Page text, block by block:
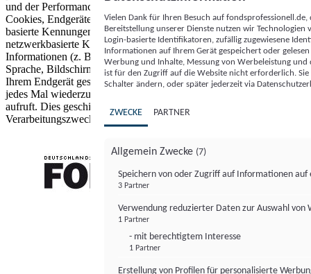
und der Performance von Inhalten sowie Zielgruppenforschung.
Cookies, Endgeräte- oder ähnliche Online-Kennungen (z. B. login-
basierte Kennungen, zufällig generierte Kennungen,
netzwerkbasierte Kennungen) können zusammen mit anderen
Informationen (z. B. Browsertyp und Browserinformationen,
Sprache, Bildschirmgröße, unterstützte Technologien usw.) auf
Ihrem Endgerät gespeichert oder von dort ausgelesen werden, um es
jedes Mal wiederzuerkennen, wenn es eine App oder einer Webseite
aufruft. Dies geschieht für einen oder mehrere der hier aufgeführten
Verarbeitungszwecke.
Vielen Dank für Ihren Besuch auf
Bereitstellung unserer Dienste nutzen wir Technologien
Login-basierte Identifikatoren, zufällig zugewiesene
Informationen auf Ihrem Gerät gespeichert oder
Werbung und Inhalte, Messung von Werbeleistung
ist für den Zugriff auf die Website nicht erforderlich.
Schalter ändern, oder später jederzeit via
ZWECKE PARTNER
Allgemein Zwecke (7)
Speichern von oder Zugriff auf Informationen auf
3 Partner
Verwendung reduzierter Daten zur Auswahl von
1 Partner
- mit berechtigtem Interesse
1 Partner
Erstellung von Profilen für personalisierte
FONDS professionell